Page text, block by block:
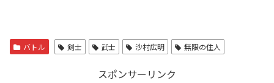
バトル 剣士 武士 沙村広明 無限の住人
スポンサーリンク